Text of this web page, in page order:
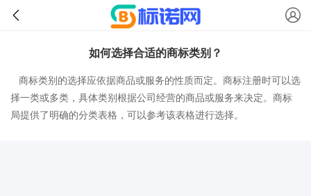
如何选择合适的商标类别？
商标类别的选择应依据商品或服务的性质而定。商标注册时可以选
择一类或多类，具体类别根据公司经营的商品或服务来决定。商标
局提供了明确的分类表格，可以参考该表格进行选择。